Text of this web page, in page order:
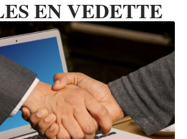
EN VEDETTE